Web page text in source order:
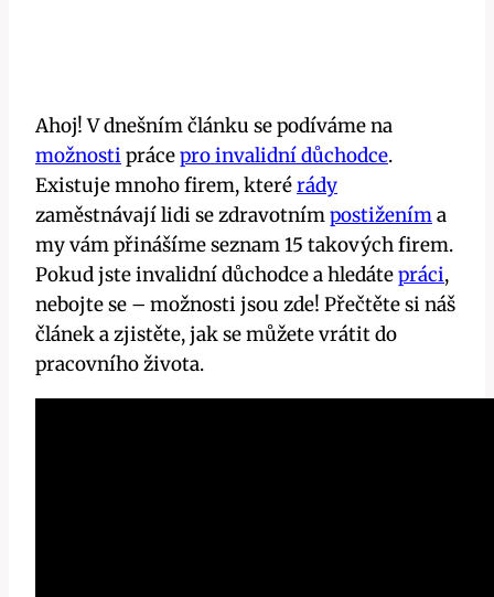
Ahoj! V dnešním článku se podíváme na
možnosti prácepro invalidní důchodce.
Existuje mnoho firem, kterérády
zaměstnávají lidi se zdravotnímpostiženíma
my vám přinášíme seznam 15 takových firem.
Pokud jste invalidní důchodce a hledátepráci,
nebojte se – možnosti jsou zde! Přečtěte si náš
článek a zjistěte, jak se můžete vrátit do
pracovního života.